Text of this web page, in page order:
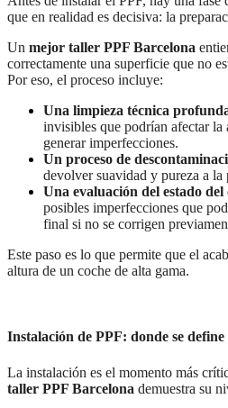
que en realidad es decisiva: la
Un mejor taller PPF Barcelona
correctamente una superficie que no
Por eso, el proceso incluye:
Una limpieza técnica
invisibles que podrían afectar la
generar imperfecciones.
Un proceso de
devolver suavidad y pureza a la
Una evaluación del estado del
posibles imperfecciones que
final si no se corrigen
Este paso es lo que permite que el
altura de un coche de alta gama.
Instalación de PPF: donde se
La instalación es el momento más
taller PPF Barcelona demuestra su